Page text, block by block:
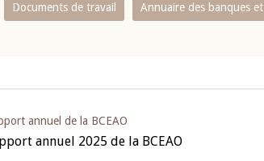
Documents de travail Annuaire des banques
annuel de la BCEAO
annuel 2025 de la BCEAO